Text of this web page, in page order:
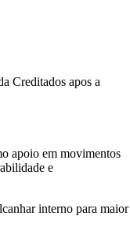
Creditados apos a
apoio em movimentos
e
interno para maior